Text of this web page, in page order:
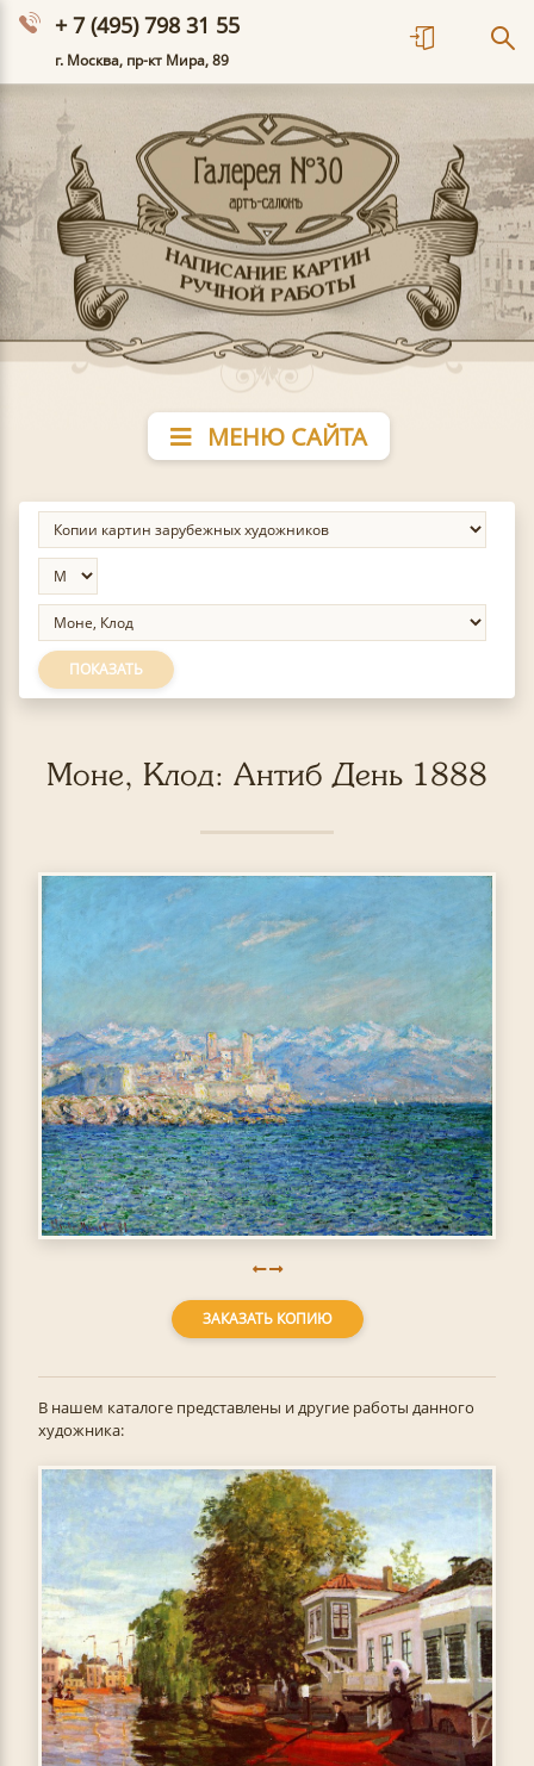
+ 7 (495) 798 31 55
г. Москва, пр-кт Мира, 89
МЕНЮ САЙТА
ПОКАЗАТЬ
Моне, Клод: Антиб День 1888
ЗАКАЗАТЬ КОПИЮ
В нашем каталоге представлены и другие работы данного
художника: